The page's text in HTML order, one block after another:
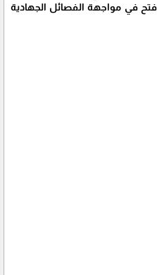
فتح في مواجهة الفصائل الجهادية